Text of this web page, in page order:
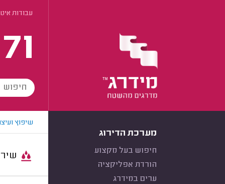
עבודות
מערכת הדירוג
חיפוש בעל מקצוע
הורדת אפליקציה
ערים במידרג
שיפוץ